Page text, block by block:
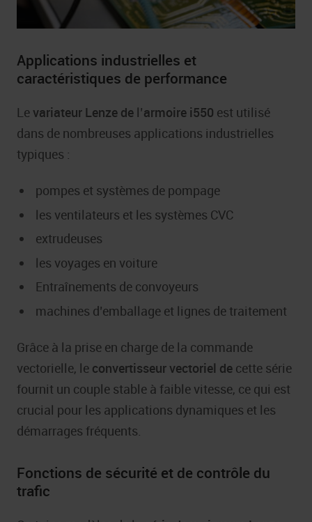
Applications industrielles et
caractéristiques de performance
Le variateur Lenze de l’armoire i550 est utilisé
dans de nombreuses applications industrielles
typiques :
pompes et systèmes de pompage
les ventilateurs et les systèmes CVC
extrudeuses
les voyages en voiture
Entraînements de convoyeurs
machines d’emballage et lignes de traitement
Grâce à la prise en charge de la commande
vectorielle, le convertisseur vectoriel de cette série
fournit un couple stable à faible vitesse, ce qui est
crucial pour les applications dynamiques et les
démarrages fréquents.
Fonctions de sécurité et de contrôle du
trafic